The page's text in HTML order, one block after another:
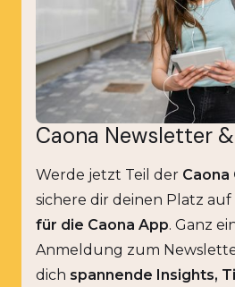
Caona Newsletter
Werde jetzt Teil der Caona
sichere dir deinen Platz
für die Caona App. Ganz
Anmeldung zum
dich spannende Insights,